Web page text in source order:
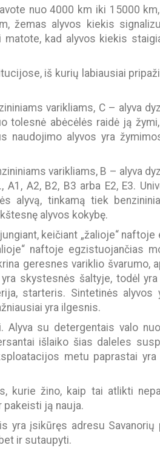
nuo 4000 km iki 15000
žemas alyvos kiekis
kad alyvos kiekis
iš kurių labiausiai
varikliams, C – alyva
tolesnė abėcėlės raidė ją
naudojimo alyvos yra
varikliams, B – alyva
A2, B2, B3 arba E2, E3.
alyvą, tinkamą tiek
alyvos kokybę.
keičiant „žalioje“ naftoje
naftoje egzistuojančias
geresnes variklio švarumo,
skystesnės šaltyje, todėl
starteris. Sintetinės alyvos
yra ilgesnis.
su detergentais valo
išlaiko šias daleles
metu paprastai yra
kurie žino, kaip tai atlikti
pakeisti ją nauja.
yra įsikūręs adresu Savanorių
ir sutaupyti.